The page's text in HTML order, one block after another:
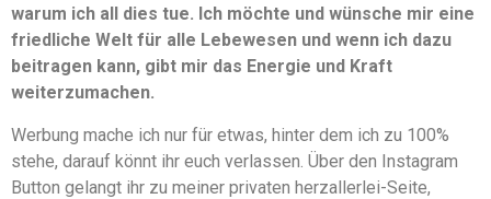
warum ich all dies tue. Ich möchte und wünsche mir eine
friedliche Welt für alle Lebewesen und wenn ich dazu
beitragen kann, gibt mir das Energie und Kraft
weiterzumachen.
Werbung mache ich nur für etwas, hinter dem ich zu 100%
stehe, darauf könnt ihr euch verlassen. Über den Instagram
Button gelangt ihr zu meiner privaten herzallerlei-Seite,